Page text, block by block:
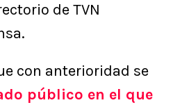
de TVN
con anterioridad se
público en el que